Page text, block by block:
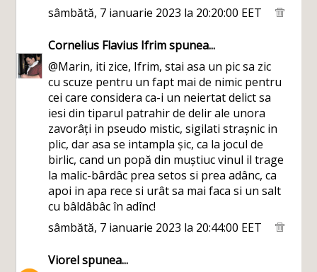
sâmbătă, 7 ianuarie 2023 la 20:20:00 EET
Cornelius Flavius Ifrimspunea...
@Marin, iti zice, Ifrim, stai asa un pic sa zic
cu scuze pentru un fapt mai de nimic pentru
cei care considera ca-i un neiertat delict sa
iesi din tiparul patrahir de delir ale unora
zavorâți in pseudo mistic, sigilati strașnic in
plic, dar asa se intampla șic, ca la jocul de
birlic, cand un popă din muștiuc vinul il trage
la malic-bârdâc prea setos si prea adânc, ca
apoi in apa rece si urât sa mai faca si un salt
cu bâldâbâc în adînc!
sâmbătă, 7 ianuarie 2023 la 20:44:00 EET
Viorelspunea...